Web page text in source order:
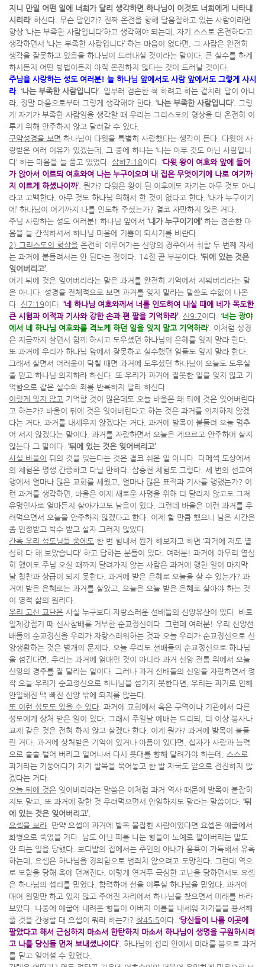
지니 만일 어떤 일에 너희가 달리 생각하면 하나님이 이것도 너희에게 나타내
시리라’ 하신다. 무슨 말인가? 진짜 온전을 향해 달음질하고 있는 사람이라면
항상 ‘나는 부족한 사람입니다’하고 생각해야 되는데, 자기 스스로 온전하다고
생각하면서 ‘나는 부족한 사람입니다’ 하는 마음이 없다면, 그 사람은 완전히
생각을 잘못하고 있음을 하나님이 드러내실 것이라는 말이다. 큰 실수를 하게
하시든지 어떤 방법이든지 아직 온전하지 않다는 것이 드러날 것이다.
주님을 사랑하는 성도 여러분! 늘 하나님 앞에서도 사람 앞에서도 그렇게 사시
라. ‘나는 부족한 사람입니다’. 일부러 겸손한 척 하려고 하는 겉치레 말이 아니
라, 정말 마음으로부터 그렇게 생각해야 한다. ‘나는 부족한 사람입니다’. 그렇
게 자기가 부족한 사람임을 생각할 때 우리는 그리스도의 형상을 더 온전히 이
루기 위해 안주하지 않고 달려갈 수 있다.
구약성경을 보면 하나님이 다윗을 특별히 사랑했다는 생각이 든다. 다윗이 사
랑받은 여러 이유가 있겠는데, 그 중에 하나는 ‘나는 아무 것도 아닌 사람입니
다’ 하는 마음을 늘 품고 있었다. 삼하7:18이다. ‘다윗 왕이 여호와 앞에 들어
가 앉아서 이르되 여호와여 나는 누구이오며 내 집은 무엇이기에 나로 여기까
지 이르게 하셨나이까’. 뭔가? 다윗은 왕이 된 이후에도 자기는 아무 것도 아니
라고 고백한다. 아무 것도 하나님 위해서 한 것이 없다고 한다. ‘내가 누구이기
에’ 하나님이 여기까지 나를 인도해 주셨는가? 결코 자만하지 않은 거다.
주님 사랑하는 성도 여러분! 하나님 앞에서 ‘내가 누구이기에’하는 겸손한 마
음을 늘 간직하셔서 하나님 마음에 기쁨이 되시기를 바란다.
2) 그리스도의 형상을 온전히 이루어가는 신앙의 경주에서 취할 두 번째 자세
는 과거에 붙들려서는 안 된다는 점이다. 14절 끝 부분이다. ‘뒤에 있는 것은
잊어버리고’.
여기 뒤에 것은 잊어버리라는 말은 과거를 완전히 기억에서 지워버리라는 말
은 아니다. 성경을 전체적으로 보면 과거를 잊지 말라는 말씀도 수없이 나온
다. 신7:19이다. ‘네 하나님 여호와께서 너를 인도하여 내실 때에 네가 목도한
큰 시험과 이적과 기사와 강한 손과 편 팔을 기억하라’. 신9:7이다. ‘너는 광야
에서 네 하나님 여호와를 격노케 하던 일을 잊지 말고 기억하라’. 이처럼 성경
은 지금까지 살면서 함께 하시고 도우셨던 하나님의 은혜를 잊지 말라 한다.
또 과거에 우리가 하나님 앞에서 잘못하고 실수했던 일들도 잊지 말라 한다.
그래서 살면서 어려움이 닥칠 때면 과거에 도우셨던 하나님이 오늘도 도우실
줄 믿고 하나님 의지하라 하신다. 또 우리가 과거에 잘못한 일을 잊지 않고 기
억함으로 같은 실수와 죄를 반복하지 말라 하신다.
이렇게 잊지 않고 기억할 것이 많은데도 오늘 바울은 왜 뒤에 것은 잊어버린다
고 하는가? 바울이 뒤에 것은 잊어버린다고 하는 것은 과거를 의지하지 않겠
다는 거다. 과거를 내세우지 않겠다는 거다. 과거에 발목이 붙들려 오늘 멈추
어 서지 않겠다는 말이다. 과거를 자랑하면서 오늘은 게으르고 안주하며 살지
않는다 그 말이다. ‘뒤에 있는 것은 잊어버리고’.
사실 바울이 뒤의 것을 잊는다는 것은 결코 쉬운 일 아니다. 다메섹 도상에서
의 체험은 평생 간증하고 다닐 만하다. 삼층천 체험도 그렇다. 세 번의 선교여
행에서 얼마나 많은 교회를 세웠고, 얼마나 많은 표적과 기사를 행했는가? 이
런 과거를 생각하면, 바울은 이제 새로운 사명을 위해 더 달리지 않고도 그저
유명인사로 얼마든지 살아가고도 남음이 있다. 그런데 바울은 이런 과거를 우
려먹으면서 오늘을 안주하지 않겠다고 한다. 이제 할 만큼 했으니 남은 시간은
좀 인정받고 박수 받고 살자 그러지 않았다.
간혹 우리 성도님들 중에도 한 번 힘내서 뭔가 해보자고 하면 ‘과거에 저도 열
심히 다 해 보았습니다’ 하고 답하는 분들이 있다. 여러분! 과거에 아무리 열심
히 했어도 주님 오실 때까지 달려가지 않는 사람은 과거에 행한 일이 마지막
날 칭찬과 상급이 되지 못한다. 과거에 받은 은혜로 오늘을 살 수 있는가? 과
거에 받은 은혜로는 과거를 살았고, 오늘은 오늘 받은 은혜로 살아야 하는 것
이 영적 삶의 원리다.
우리 고신 교단은 사실 누구보다 자랑스러운 선배들의 신앙유산이 있다. 바로
일제강점기 때 신사참배를 거부한 순교정신이다. 그런데 여러분! 우리 신앙선
배들의 순교정신을 우리가 자랑스러워하는 것과 오늘 우리가 순교정신으로 신
앙생활하는 것은 별개의 문제다. 오늘 우리도 선배들의 순교정신으로 하나님
을 섬긴다면, 우리는 과거에 얽매인 것이 아니라 과거 신앙 전통 위에서 오늘
신앙의 경주를 잘 달리는 일이다. 그러나 과거 선배들의 신앙을 자랑하면서 정
작 오늘 우리가 순교정신으로 하나님을 섬기지 못한다면, 우리는 과거로 인해
안일해진 맥 빠진 신앙 밖에 되지를 않는다.
또 이런 성도도 있을 수 있다 . 과거에 교회에서 혹은 구역이나 기관에서 다른
성도에게 상처 받은 일이 있다. 그래서 주일날 예배는 드리되, 더 이상 봉사나
교제 같은 것은 전혀 하지 않고 살겠다 한다. 이게 뭔가? 과거에 발목이 붙들
린 거다. 과거에 상처받은 기억이 있거나 아픔이 있다면, 십자가 사랑과 능력
으로 훌훌 털어 버리고 일어나서 다시 푯대를 향해 달려가야 하는데, 스스로
과거라는 기둥에다가 자기 발목을 묶어놓고 한 발 자국도 앞으로 전진하지 않
겠다는 거다.
오늘 뒤에 것은 잊어버리라는 말씀은 이처럼 과거 역사 때문에 발목이 붙잡히
지도 말고, 또 과거에 잘한 것 우려먹으면서 안일하지도 말라는 말씀이다. ‘뒤
에 있는 것은 잊어버리고’.
요셉을 보라 . 만약 요셉이 과거에 발목 붙잡힌 사람이었다면 요셉은 애굽에서
화병으로 죽었을 거다. 남도 아닌 피를 나눈 형들이 노예로 팔아버리는 말도
안 되는 일을 당했다. 보디발의 집에서는 주인의 아내가 음욕이 가득해서 유혹
하는데, 요셉은 하나님을 경외함으로 범죄치 않으려고 도망친다. 그런데 역으
로 모함을 당해 옥에 던져진다. 이렇게 연거푸 극심한 고난을 당하면서도 요셉
은 하나님의 섭리를 믿었다. 합력하여 선을 이루실 하나님을 믿었다. 과거에
매여 원망만 하고 있지 않고 주어진 자리에서 하나님을 찾으면서 미래를 바라
보았다. 나중에 애굽에 내려온 형들이 아버지 이름을 내세워 자기들을 용서해
줄 것을 간청할 대 요셉이 뭐라 하는가? 창45:5이다. ‘당신들이 나를 이곳에
팔았다고 해서 근심하지 마소서 한탄하지 마소서 하나님이 생명을 구원하시려
고 나를 당신들 먼저 보내셨나이다’. 하나님의 섭리 안에서 미래를 봄으로 과거
를 딛고 일어설 수 있었다.